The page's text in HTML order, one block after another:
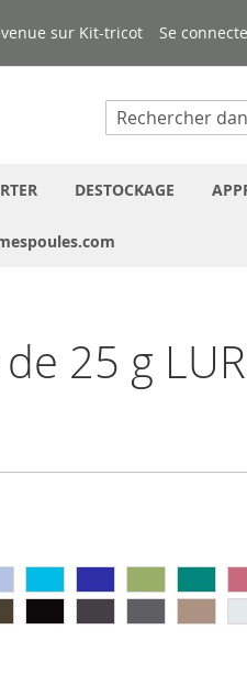
sur Kit-tricot Se
Chercher
DESTOCKAGE
25 g